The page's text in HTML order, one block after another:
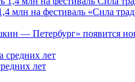
млн на фестиваль «Сила
— Петербург» появится
лет